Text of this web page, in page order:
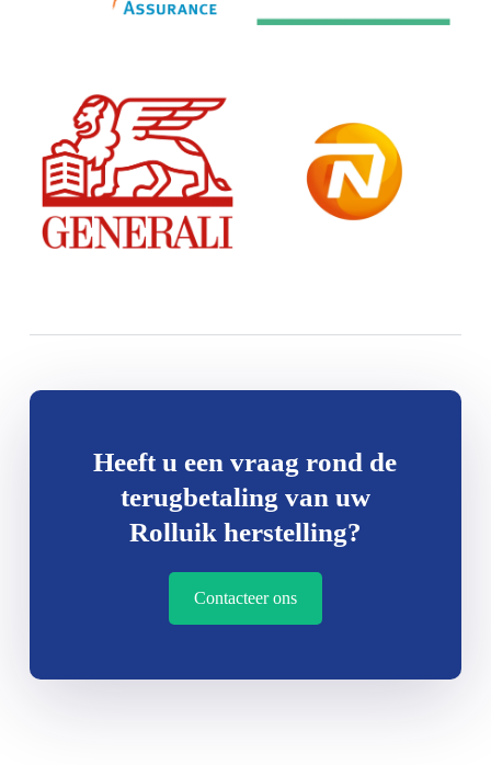
Heeft u een vraag rond de
terugbetaling van uw
Rolluik herstelling?
Contacteer ons